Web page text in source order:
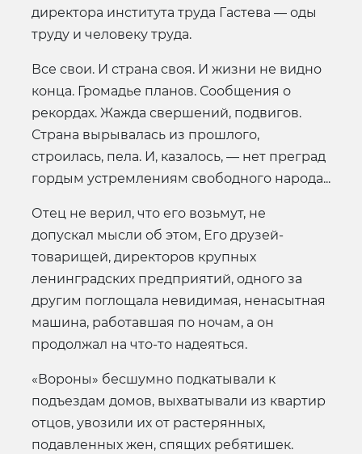
директора института труда Гастева — оды
труду и человеку труда.
Все свои. И страна своя. И жизни не видно
конца. Громадье планов. Сообщения о
рекордах. Жажда свершений, подвигов.
Страна вырывалась из прошлого,
строилась, пела. И, казалось, — нет преград
гордым устремлениям свободного народа...
Отец не верил, что его возьмут, не
допускал мысли об этом, Его друзей-
товарищей, директоров крупных
ленинградских предприятий, одного за
другим поглощала невидимая, ненасытная
машина, работавшая по ночам, а он
продолжал на что-то надеяться.
«Вороны» бесшумно подкатывали к
подъездам домов, выхватывали из квартир
отцов, увозили их от растерянных,
подавленных жен, спящих ребятишек.